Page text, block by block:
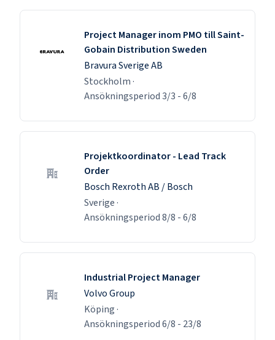
Project Manager inom PMO till Saint-
Gobain Distribution Sweden
Bravura Sverige AB
Stockholm ·
Ansökningsperiod3/3 -6/8
Projektkoordinator - Lead Track
Order
Bosch Rexroth AB / Bosch
Sverige ·
Ansökningsperiod8/8 -6/8
Industrial Project Manager
Volvo Group
Köping ·
Ansökningsperiod6/8 - 23/8